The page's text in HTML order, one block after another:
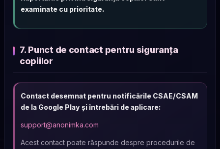
examinate cu prioritate.
7. Punct de contact pentru siguranța
copiilor
Contact desemnat pentru notificările CSAE/CSAM
de la Google Play și întrebări de aplicare:
support@anonimka.com
Acest contact poate răspunde despre procedurile de